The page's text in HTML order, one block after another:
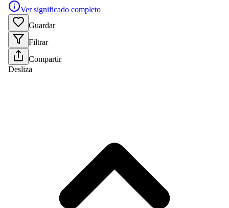
Ver significado completo
Guardar
Filtrar
Compartir
Desliza